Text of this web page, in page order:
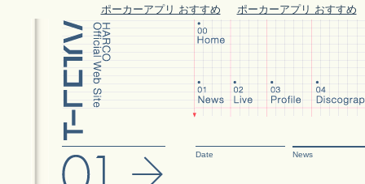
ポーカーアプリ おすすめ ポーカーアプリ おすすめ
Date News